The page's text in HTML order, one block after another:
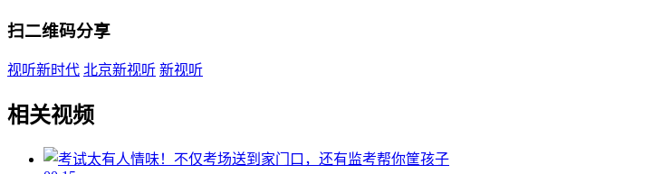
扫二维码分享
视听新时代 北京新视听 新视听
相关视频